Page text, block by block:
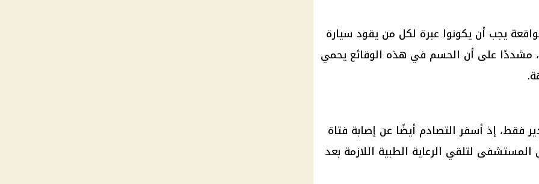
يجب أن يكونوا عبرة لكل من يقود سيارة
مشددًا على أن الحسم في هذه الوقائع يحمي
فقط، إذ أسفر التصادم أيضًا عن إصابة فتاة
لتلقي الرعاية الطبية اللازمة بعد